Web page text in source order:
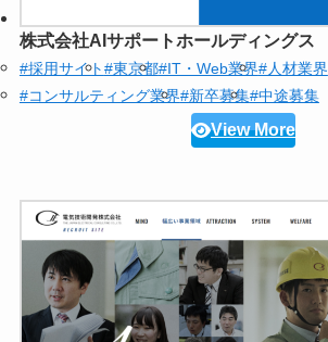
株式会社AIサポートホールディングス
#採用サイト#東京都#IT・Web業界#人材業界
#コンサルティング業界#新卒募集#中途募集
View More